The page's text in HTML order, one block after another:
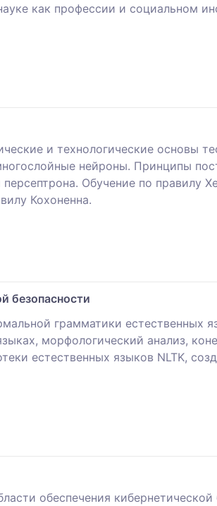
как профессии и социальном
и технологические основы
нейроны. Принципы
Обучение по правилу
Кохоненна.
безопасности
грамматики естественных
морфологический анализ,
естественных языков NLTK,
обеспечения кибернетической